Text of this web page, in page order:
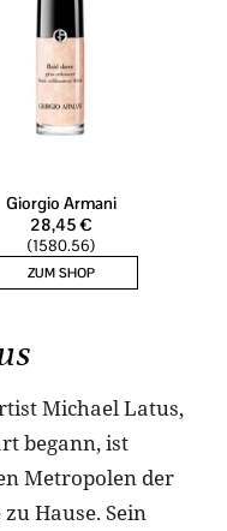
Michael Latus,
begann, ist
Metropolen der
Hause. Sein